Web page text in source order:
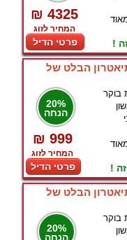
₪ 4325
המחיר לזוג
פרטי הדיל !
הבלט של
20%
הנחה
₪ 999
המחיר לזוג
פרטי הדיל
בוקר
!
הבלט של
20%
הנחה
בוקר